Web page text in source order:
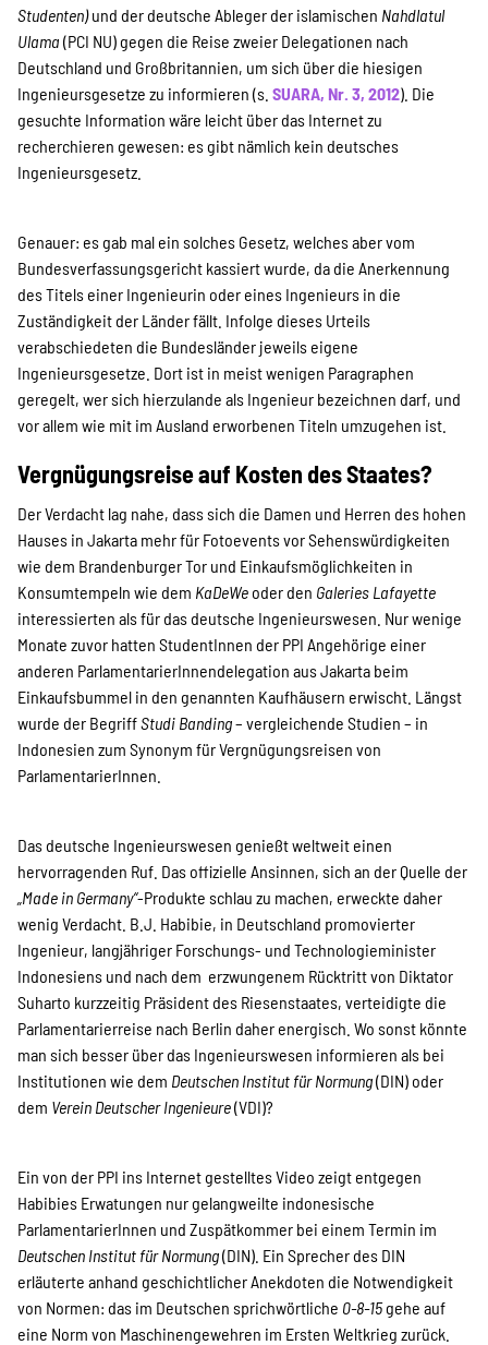
Werde Mitglied
Newsletter abonnieren
SPENDEN
Über uns
Transparenz
Kontakt
english
Indonesian
Studenten)und der deutsche Ableger der islamischen Nahdlatul
Ulama (PCI NU) gegen die Reise zweier Delegationen nach
Deutschland und Großbritannien, um sich über die hiesigen
Ingenieursgesetze zu informieren (s. SUARA, Nr. 3, 2012). Die
gesuchte Information wäre leicht über das Internet zu
recherchieren gewesen: es gibt nämlich kein deutsches
Ingenieursgesetz.
Genauer: es gab mal ein solches Gesetz, welches aber vom
Bundesverfassungsgericht kassiert wurde, da die Anerkennung
des Titels einer Ingenieurin oder eines Ingenieurs in die
Zuständigkeit der Länder fällt. Infolge dieses Urteils
verabschiedeten die Bundesländer jeweils eigene
Ingenieursgesetze. Dort ist in meist wenigen Paragraphen
geregelt, wer sich hierzulande als Ingenieur bezeichnen darf, und
vor allem wie mit im Ausland erworbenen Titeln umzugehen ist.
Vergnügungsreise auf Kosten des Staates?
Der Verdacht lag nahe, dass sich die Damen und Herren des hohen
Hauses in Jakarta mehr für Fotoevents vor Sehenswürdigkeiten
wie dem Brandenburger Tor und Einkaufsmöglichkeiten in
Konsumtempeln wie dem KaDeWe oder den Galeries Lafayette
interessierten als für das deutsche Ingenieurswesen. Nur wenige
Monate zuvor hatten StudentInnen der PPI Angehörige einer
anderen ParlamentarierInnendelegation aus Jakarta beim
Einkaufsbummel in den genannten Kaufhäusern erwischt. Längst
wurde der BegriffStudi Banding– vergleichende Studien – in
Indonesien zum Synonym für Vergnügungsreisen von
ParlamentarierInnen.
Das deutsche Ingenieurswesen genießt weltweit einen
hervorragenden Ruf. Das offizielle Ansinnen, sich an der Quelle der
„Made in Germany“-Produkte schlau zu machen, erweckte daher
wenig Verdacht. B.J. Habibie, in Deutschland promovierter
Ingenieur, langjähriger Forschungs- und Technologieminister
Indonesiens und nach dem erzwungenem Rücktritt von Diktator
Suharto kurzzeitig Präsident des Riesenstaates, verteidigte die
Parlamentarierreise nach Berlin daher energisch. Wo sonst könnte
man sich besser über das Ingenieurswesen informieren als bei
Institutionen wie dem Deutschen Institut für Normung(DIN) oder
dem Verein Deutscher Ingenieure(VDI)?
Ein von der PPI ins Internet gestelltes Video zeigt entgegen
Habibies Erwatungen nur gelangweilte indonesische
ParlamentarierInnen und Zuspätkommer bei einem Termin im
Deutschen Institut für Normung(DIN). Ein Sprecher des DIN
erläuterte anhand geschichtlicher Anekdoten die Notwendigkeit
von Normen: das im Deutschen sprichwörtliche 0-8-15gehe auf
eine Norm von Maschinengewehren im Ersten Weltkrieg zurück.